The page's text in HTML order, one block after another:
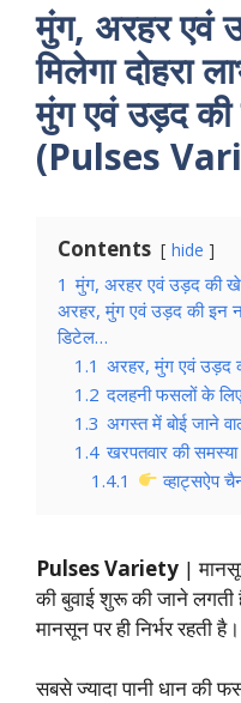
मुंग, अरहर एवं
मिलेगा दोहरा
मुंग एवं उड़द की
(Pulses
Contents hide
1 मुंग, अरहर एवं उड़द की
अरहर, मुंग एवं उड़द की इन
डिटेल…
1.1 अरहर, मुंग एवं उड़द
1.2 दलहनी फसलों के
1.3 अगस्त में बोई जाने
1.4 खरपतवार की समस्या
1.4.1
व्हाट्सऐप
Pulses Variety |
की बुवाई शुरू की जाने
मानसून पर ही निर्भर रहती है।
सबसे ज्यादा पानी धान की